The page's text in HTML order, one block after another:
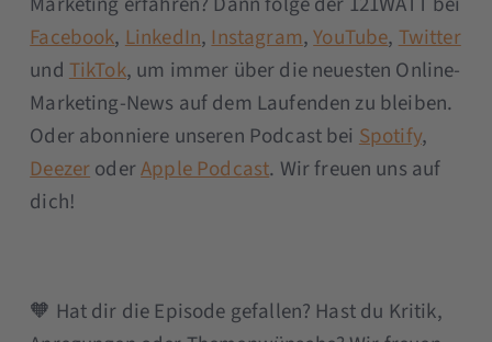
Facebook, LinkedIn,Instagram,YouTube, Twitter
und TikTok, um immer über die neuesten Online-
Marketing-News auf dem Laufenden zu bleiben.
Oder abonniere unseren Podcast bei Spotify,
DeezeroderApple Podcast. Wir freuen uns auf
dich!
🧡 Hat dir die Episode gefallen? Hast du Kritik,